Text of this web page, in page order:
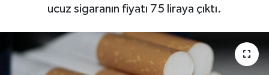
ucuz sigaranın fiyatı 75 liraya çıktı.
EKONOMİ
Tüm Manşetler